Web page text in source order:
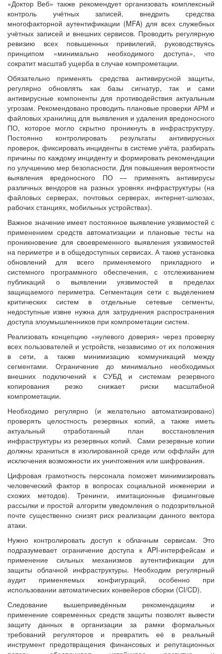
«Доктор Веб» также рекомендует организовать комплексный
контроль учётных записей, внедрить средства
многофакторной аутентификации (MFA) для всех служебных
учётных записей и внешних сервисов. Проводить регулярную
ревизию всех повышенных привилегий, руководствуясь
принципом «минимально необходимого доступа», что
сократит масштаб ущерба в случае компрометации.
Обязательно применять средства антивирусной защиты,
регулярно обновлять как базы сигнатур, так и сами
антивирусные компоненты для противодействия актуальным
угрозам. Рекомендовано проводить плановые проверки АРМ и
файловых хранилищ для выявления и удаления вредоносного
ПО, которое могло скрытно проникнуть в инфраструктуру.
Постоянно контролировать результаты антивирусных
проверок, фиксировать инциденты в системе учёта, разбирать
причины по каждому инциденту и формировать рекомендации
по улучшению мер безопасности. Для повышения вероятности
выявления вредоносного ПО — применять антивирусы
различных вендоров на разных уровнях инфраструктуры (на
файловых серверах, почтовых серверах, интернет-шлюзах,
рабочих станциях, мобильных устройствах).
Важное значение имеет постоянное выявление уязвимостей с
применением средств автоматизации и плановые тесты на
проникновение для своевременного выявления уязвимостей
на периметре и в общедоступных сервисах. А также установка
обновлений для всего применяемого прикладного и
системного программного обеспечения, с отслеживанием
публикаций о выявлении уязвимостей в пределах
защищаемого периметра. Сегментация сети с выделением
критических систем в отдельные сетевые сегменты,
недоступные извне нужна для затруднения распространения
доступа злоумышленников при компрометации систем.
Реализовать концепцию «нулевого доверия» через проверку
всех пользователей и устройств, независимо от их положения
в сети, а также минимизацию коммуникаций между
сегментами. Ограничение до минимально необходимых
внешних подключений к СУБД и системам резервного
копирования резко снижает риски масштабной
компрометации.
Необходимо регулярно (и желательно автоматизировано)
проверять целостность резервных копий, а также иметь
актуальный отработанный план восстановления
инфраструктуры из резервных копий. Сами резервные копии
должны храниться в изолированной среде или оффлайн для
исключения возможности их уничтожения или шифрования.
Цифровая грамотность персонала поможет минимизировать
человеческий фактор в вопросах социальной инженерии и
схожих методов). Тренинги, имитационные фишинговые
рассылки и простой алгоритм уведомления о подозрительной
почте существенно снизят риск реализации данного вектора
атаки.
Нужно контролировать доступ к облачным сервисам. Это
подразумевает ограничение доступа к API-интерфейсам и
применение сильных механизмов аутентификации для
защиты облачной инфраструктуры. Необходим регулярный
аудит применяемых конфигураций, особенно при
использовании автоматических конвейеров сборки (CI/CD).
Следование вышеприведённым рекомендациям и
применение современных средств защиты позволят вывести
защиту данных в организации за рамки формальных
требований регуляторов и превратить её в реальный
инструмент предотвращения финансовых и репутационных